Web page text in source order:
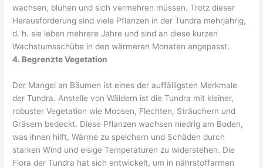
wachsen, blühen und sich vermehren müssen. Trotz dieser
Herausforderung sind viele Pflanzen in der Tundra mehrjährig,
d. h. sie leben mehrere Jahre und sind an diese kurzen
Wachstumsschübe in den wärmeren Monaten angepasst.
4. Begrenzte Vegetation
Der Mangel an Bäumen ist eines der auffälligsten Merkmale
der Tundra. Anstelle von Wäldern ist die Tundra mit kleiner,
robuster Vegetation wie Moosen, Flechten, Sträuchern und
Gräsern bedeckt. Diese Pflanzen wachsen niedrig am Boden,
was ihnen hilft, Wärme zu speichern und Schäden durch
starken Wind und eisige Temperaturen zu widerstehen. Die
Flora der Tundra hat sich entwickelt, um in nährstoffarmen